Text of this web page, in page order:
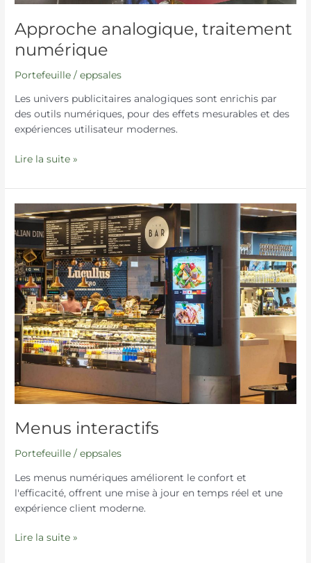
Approche analogique, traitement
numérique
Portefeuille /eppsales
Les univers publicitaires analogiques sont enrichis par
des outils numériques, pour des effets mesurables et des
expériences utilisateur modernes.
Lire la suite »
Menus interactifs
Portefeuille /eppsales
Les menus numériques améliorent le confort et
l'efficacité, offrent une mise à jour en temps réel et une
expérience client moderne.
Menus
interactifs
Lire la suite »